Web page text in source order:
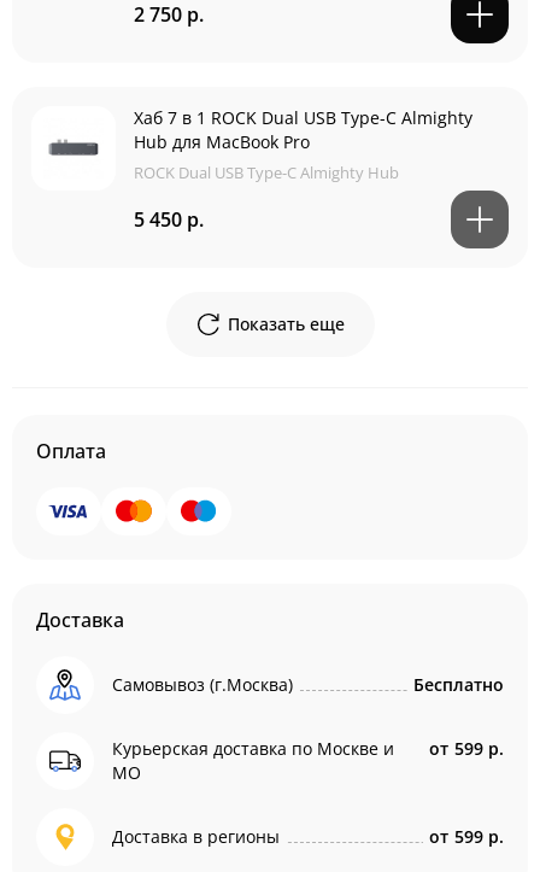
2 750 р.
Хаб 7 в 1 ROCK Dual USB Type-C Almighty
Hub для MacBook Pro
ROCK Dual USB Type-C Almighty Hub
5 450 р.
Показать еще
Оплата
Доставка
Самовывоз (г.Москва) Бесплатно
Курьерская доставка по Москве и
МО
от 599 р.
Доставка в регионы от 599 р.